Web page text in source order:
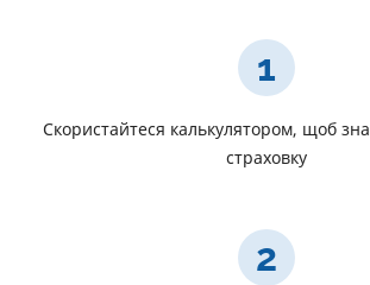
1
Скористайтеся калькулятором, щоб
страховку
2